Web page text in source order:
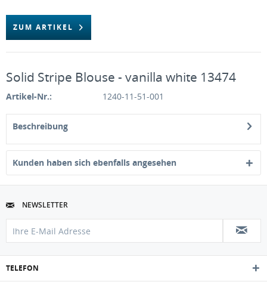
ZUM ARTIKEL
Solid Stripe Blouse - vanilla white 13474
Artikel-Nr.: 1240-11-51-001
Beschreibung
Kunden haben sich ebenfalls angesehen
NEWSLETTER
TELEFON